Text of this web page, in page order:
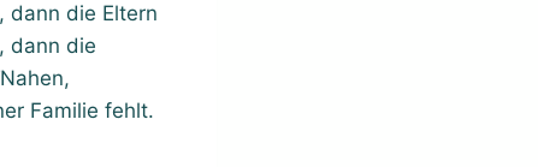
dann die Eltern
dann die
Familie fehlt.